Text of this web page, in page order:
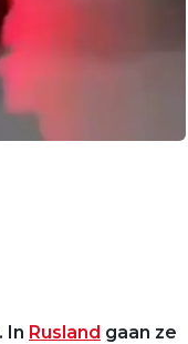
In Rusland gaan ze